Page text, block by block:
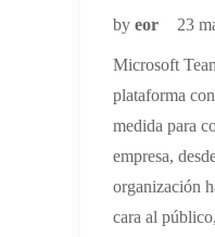
by eor 23
Microsoft
plataforma
medida para
empresa,
organización
cara al